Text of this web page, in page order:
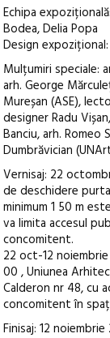
Echipa
Bodea, Delia Popa
Design
Mulțumiri speciale:
arh. George
Mureșan (ASE),
designer Radu
Banciu, arh. Romeo
Dumbrăvician
Vernisaj: 22
de deschidere
minimum 1 50 m
va limita accesul
concomitent.
22 oct-12
00 , Uniunea
Calderon nr 48, cu
concomitent în
Finisaj: 12